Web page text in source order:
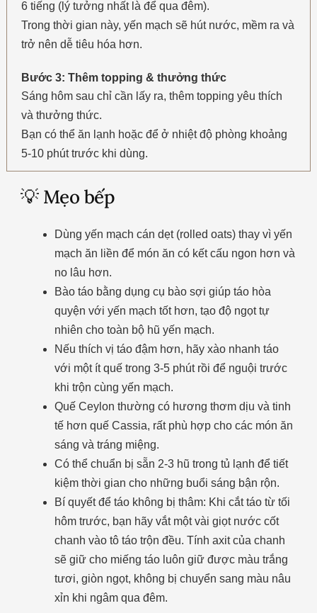
6 tiếng (lý tưởng nhất là để qua đêm).
Trong thời gian này, yến mạch sẽ hút nước, mềm ra và
trở nên dễ tiêu hóa hơn.
Bước 3: Thêm topping & thưởng thức
Sáng hôm sau chỉ cần lấy ra, thêm topping yêu thích
và thưởng thức.
Bạn có thể ăn lạnh hoặc để ở nhiệt độ phòng khoảng
5-10 phút trước khi dùng.
💡 Mẹo bếp
Dùng yến mạch cán dẹt (rolled oats) thay vì yến
mạch ăn liền để món ăn có kết cấu ngon hơn và
no lâu hơn.
Bào táo bằng dụng cụ bào sợi giúp táo hòa
quyện với yến mạch tốt hơn, tạo độ ngọt tự
nhiên cho toàn bộ hũ yến mạch.
Nếu thích vị táo đậm hơn, hãy xào nhanh táo
với một ít quế trong 3-5 phút rồi để nguội trước
khi trộn cùng yến mạch.
Quế Ceylon thường có hương thơm dịu và tinh
tế hơn quế Cassia, rất phù hợp cho các món ăn
sáng và tráng miệng.
Có thể chuẩn bị sẵn 2-3 hũ trong tủ lạnh để tiết
kiệm thời gian cho những buổi sáng bận rộn.
Bí quyết để táo không bị thâm: Khi cắt táo từ tối
hôm trước, bạn hãy vắt một vài giọt nước cốt
chanh vào tô táo trộn đều. Tính axit của chanh
sẽ giữ cho miếng táo luôn giữ được màu trắng
tươi, giòn ngọt, không bị chuyển sang màu nâu
xỉn khi ngâm qua đêm.